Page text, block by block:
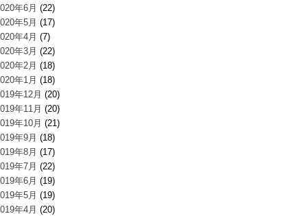
年6月 (22)
年5月 (17)
年4月 (7)
年3月 (22)
年2月 (18)
年1月 (18)
年12月 (20)
年11月 (20)
年10月 (21)
年9月 (18)
年8月 (17)
年7月 (22)
年6月 (19)
年5月 (19)
年4月 (20)